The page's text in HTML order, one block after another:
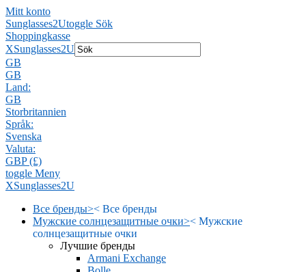
Mitt konto
Sunglasses2Utoggle Sök
Shoppingkasse
XSunglasses2U
GB
GB
Land:
GB
Storbritannien
Språk:
Svenska
Valuta:
GBP (£)
toggle Meny
XSunglasses2U
Все бренды>< Все бренды
Мужские солнцезащитные очки>< Мужские
солнцезащитные очки
Лучшие бренды
Armani Exchange